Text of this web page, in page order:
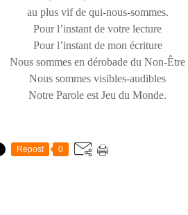
au plus vif de qui-nous-sommes.
Pour l’instant de votre lecture
Pour l’instant de mon écriture
Nous sommes en dérobade du Non-Être
Nous sommes visibles-audibles
Notre Parole est Jeu du Monde.
Repost 0